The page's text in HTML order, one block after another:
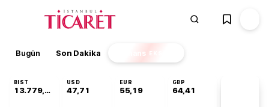
Bugün Son Dakika Finans EKSTRA
BIST
13.779,39
USD
47,71
EUR
55,19
GBP
64,41